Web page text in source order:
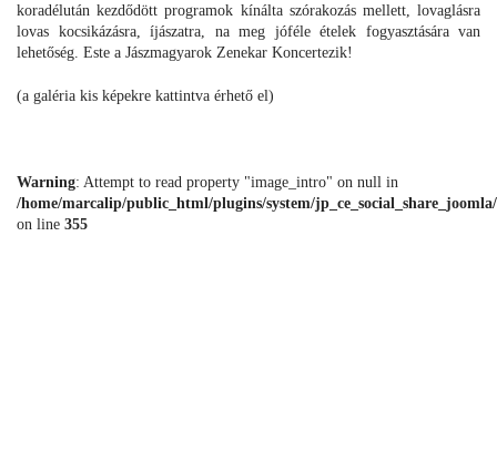
koradélután kezdődött programok kínálta szórakozás mellett, lovaglásra
lovas kocsikázásra, íjászatra, na meg jóféle ételek fogyasztására van
lehetőség. Este a Jászmagyarok Zenekar Koncertezik!
(a galéria kis képekre kattintva érhető el)
Warning: Attempt to read property "image_intro" on null in
/home/marcalip/public_html/plugins/system/
on line 355